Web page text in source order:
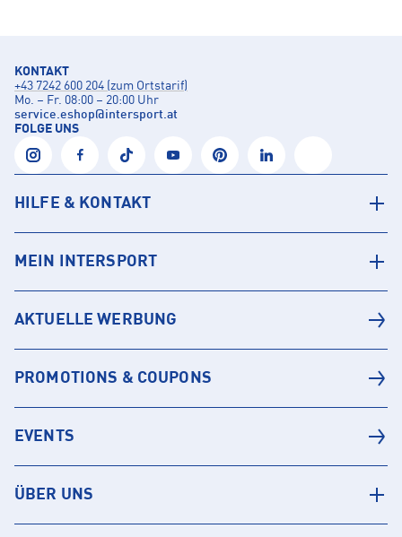
KONTAKT
+43 7242 600 204 (zum Ortstarif)
Mo. – Fr. 08:00 – 20:00 Uhr
service.eshop@intersport.at
FOLGE UNS
HILFE & KONTAKT
MEIN INTERSPORT
AKTUELLE WERBUNG
PROMOTIONS & COUPONS
EVENTS
ÜBER UNS